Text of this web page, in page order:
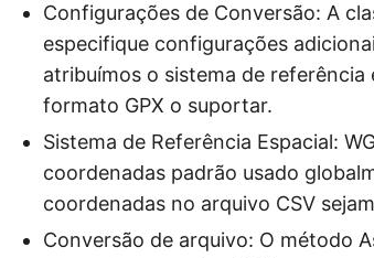
Configurações de Conversão: A
especifique configurações
atribuímos o sistema de referência
formato GPX o suportar.
Sistema de Referência Espacial:
coordenadas padrão usado
coordenadas no arquivo CSV
Conversão de arquivo: O método